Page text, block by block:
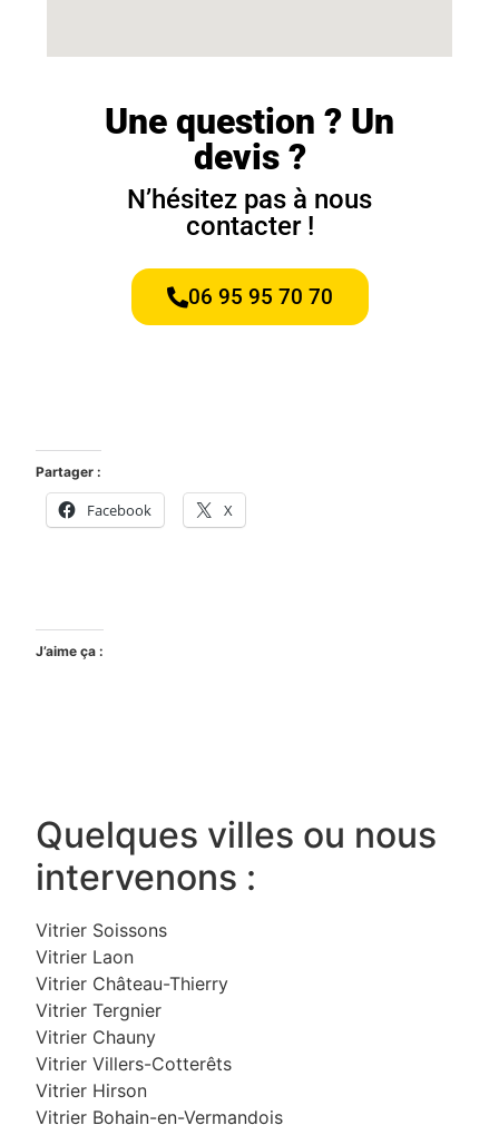
Une question ? Un
devis ?
N’hésitez pas à nous
contacter !
06 95 95 70 70
Partager :
Facebook X
J’aime ça :
Quelques villes ou nous
intervenons :
Vitrier Soissons
Vitrier Laon
Vitrier Château-Thierry
Vitrier Tergnier
Vitrier Chauny
Vitrier Villers-Cotterêts
Vitrier Hirson
Vitrier Bohain-en-Vermandois